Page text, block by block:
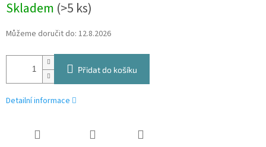
cena:
Skladem (>5 ks)
Můžeme doručit do: 12.8.2026
Přidat do košíku
Detailní informace